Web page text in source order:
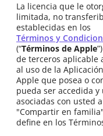
La licencia que le
limitada, no
establecidas en los
Términos y
(“Términos de Apple
de terceros aplicable
al uso de la
Apple que posea o
pueda ser accedida
asociadas con usted
"Compartir en
define en los